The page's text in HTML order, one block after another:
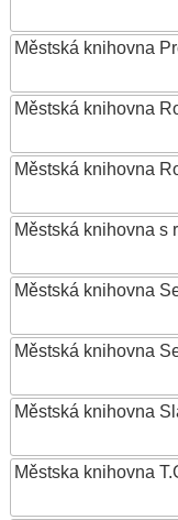
Městská knihovna
Městská knihovna
Městská knihovna
Městská knihovna s
Městská knihovna
Městská knihovna
Městská knihovna
Městska knihovna